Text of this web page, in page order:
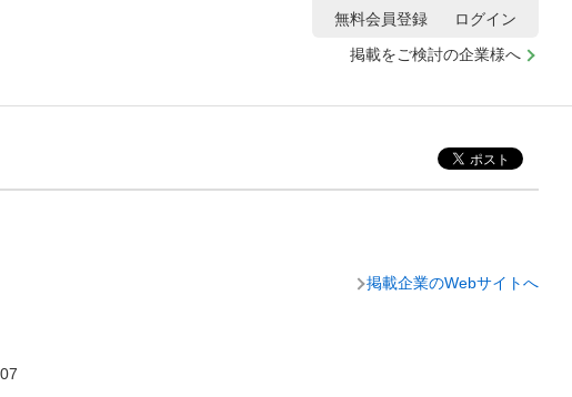
掲載をご検討の企業様へ
無料会員登録 ログイン
掲載企業のWebサイトへ